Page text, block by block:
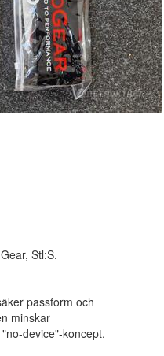
Stl:S.
passform och
minskar
device"-koncept.